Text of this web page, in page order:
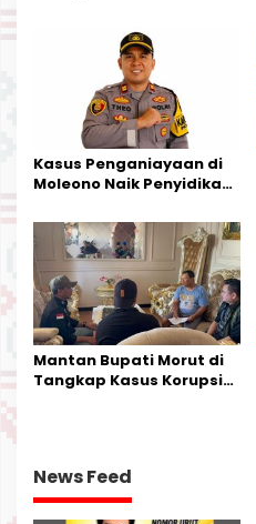
Kesederhanaannya Jadi
Harapan Warga
Kasus Penganiayaan di
Moleono Naik Penyidikan,
Kesempatan Terakhir
Mantan Bupati Morut di
Tangkap Kasus Korupsi
News Feed